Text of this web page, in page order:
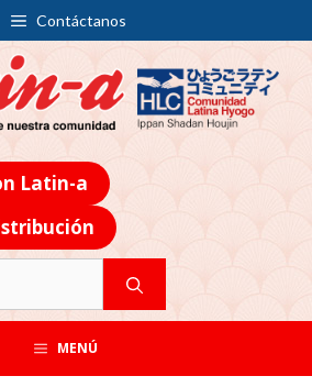
Contáctanos
Latin-a
MENÚ